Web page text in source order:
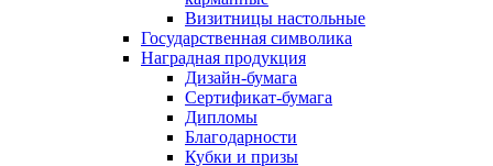
Визитницы настольные
Государственная символика
Наградная продукция
Дизайн-бумага
Сертификат-бумага
Дипломы
Благодарности
Кубки и призы